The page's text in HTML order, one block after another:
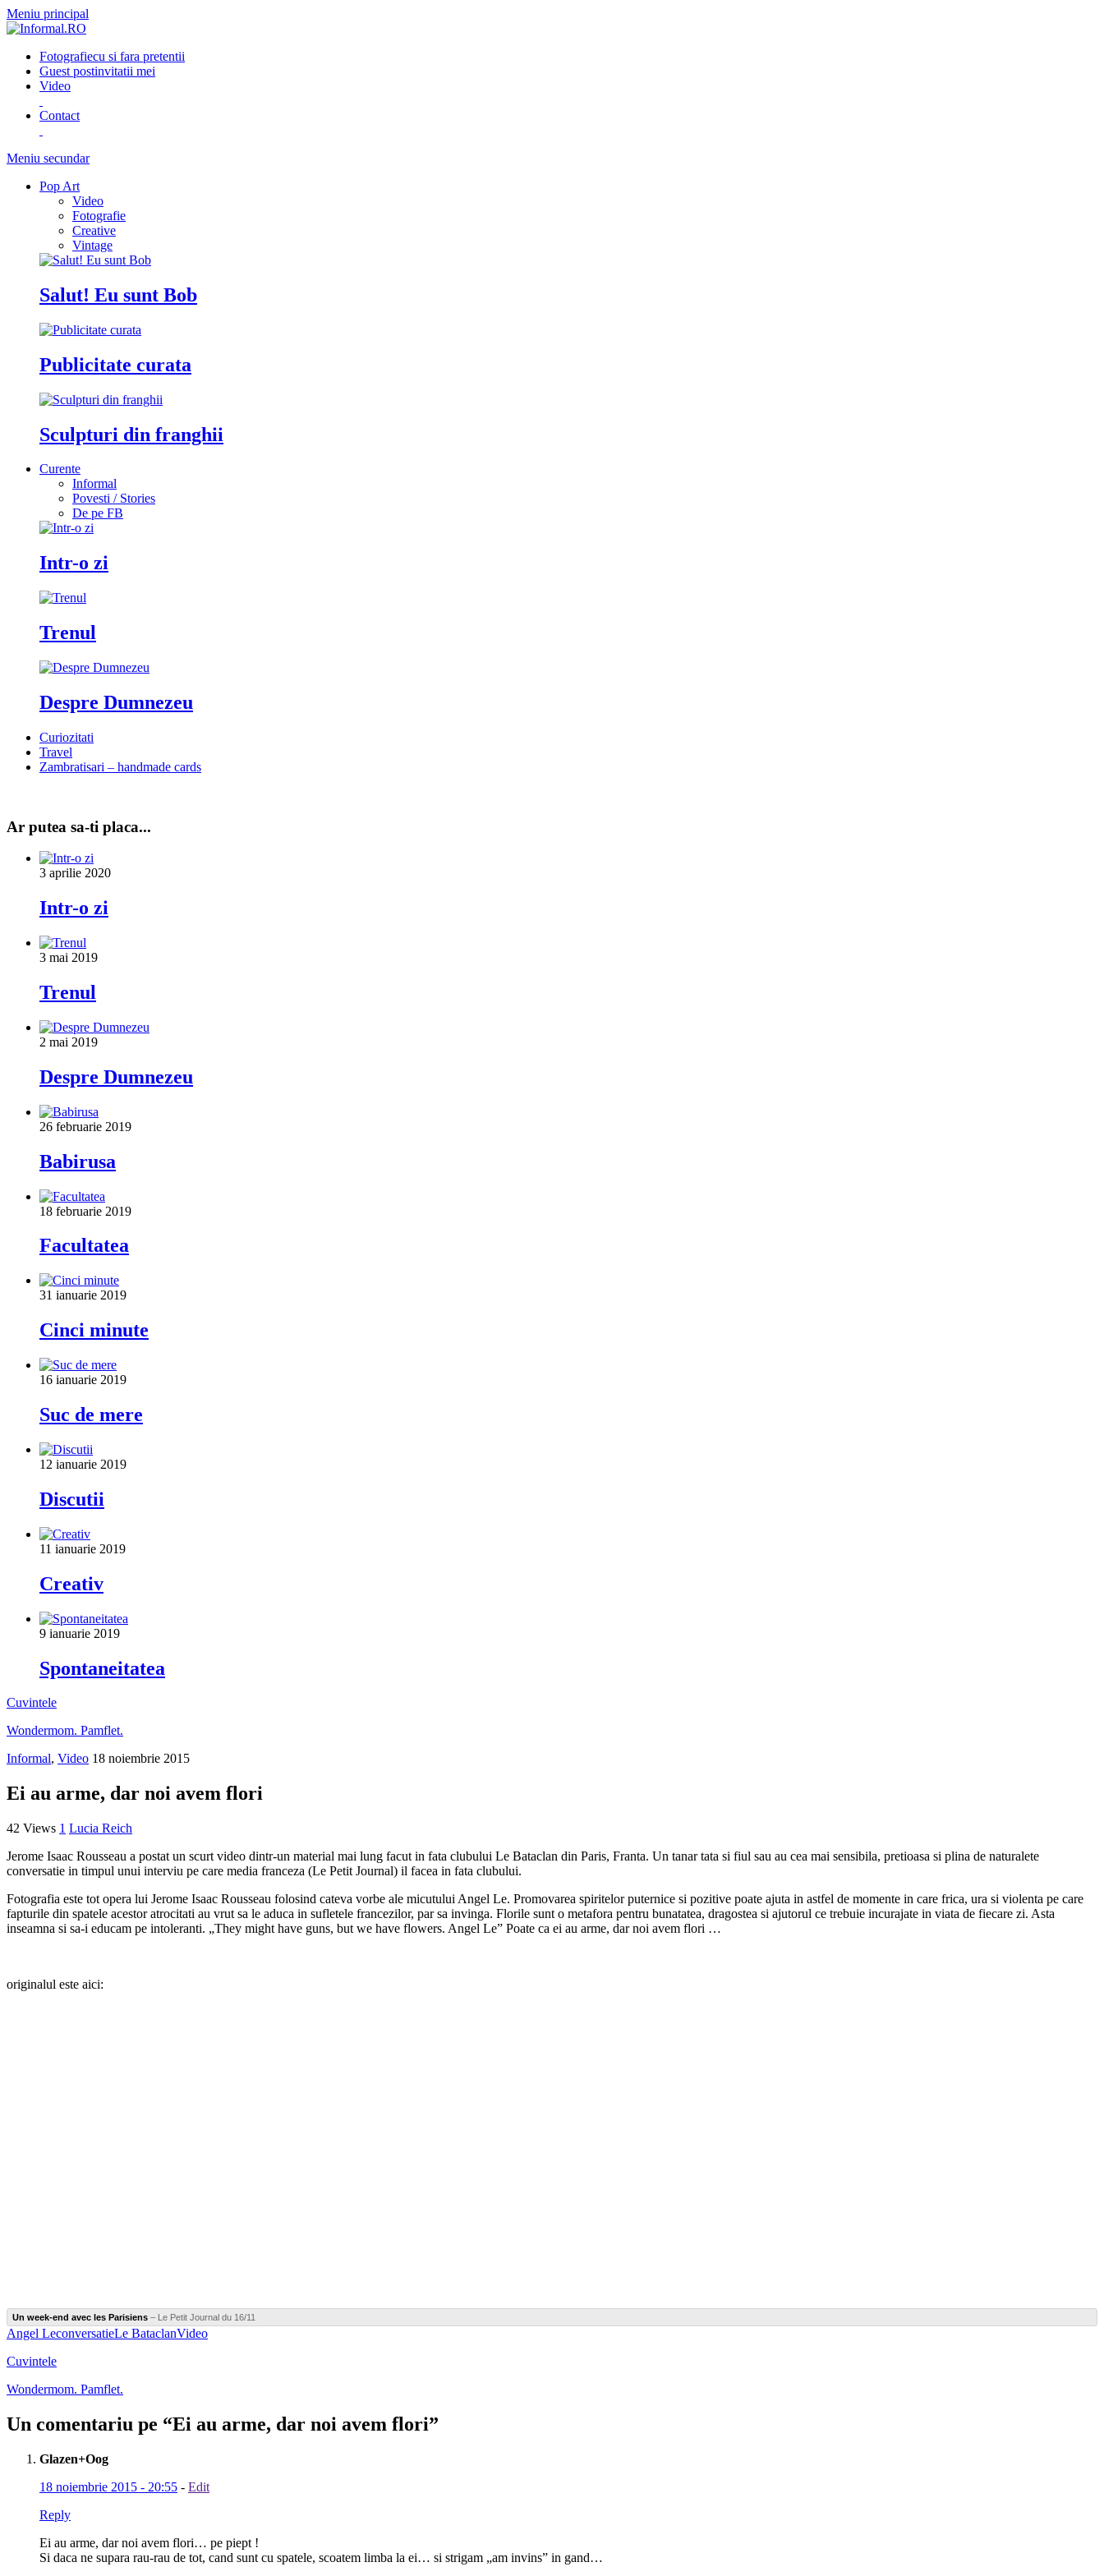
Meniu principal
Fotografiecu si fara pretentii
Guest postinvitatii mei
Video
Contact
Meniu secundar
Pop Art
Video
Fotografie
Creative
Vintage
Salut! Eu sunt Bob
Publicitate curata
Sculpturi din franghii
Curente
Informal
Povesti / Stories
De pe FB
Intr-o zi
Trenul
Despre Dumnezeu
Curiozitati
Travel
Zambratisari – handmade cards
Ar putea sa-ti placa...
3 aprilie 2020
Intr-o zi
3 mai 2019
Trenul
2 mai 2019
Despre Dumnezeu
26 februarie 2019
Babirusa
18 februarie 2019
Facultatea
31 ianuarie 2019
Cinci minute
16 ianuarie 2019
Suc de mere
12 ianuarie 2019
Discutii
11 ianuarie 2019
Creativ
9 ianuarie 2019
Spontaneitatea
Cuvintele
Wondermom. Pamflet.
Informal, Video 18 noiembrie 2015
Ei au arme, dar noi avem flori
42 Views 1 Lucia Reich
Jerome Isaac Rousseau a postat un scurt video dintr-un material mai lung facut in fata clubului Le Bataclan din Paris, Franta. Un tanar tata si fiul sau au cea mai sensibila, pretioasa si plina de naturalete
conversatie in timpul unui interviu pe care media franceza (Le Petit Journal) il facea in fata clubului.
Fotografia este tot opera lui Jerome Isaac Rousseau folosind cateva vorbe ale micutului Angel Le. Promovarea spiritelor puternice si pozitive poate ajuta in astfel de momente in care frica, ura si violenta pe care
fapturile din spatele acestor atrocitati au vrut sa le aduca in sufletele francezilor, par sa invinga. Florile sunt o metafora pentru bunatatea, dragostea si ajutorul ce trebuie incurajate in viata de fiecare zi. Asta
inseamna si sa-i educam pe intoleranti. „They might have guns, but we have flowers. Angel Le” Poate ca ei au arme, dar noi avem flori …
originalul este aici:
Un week-end avec les Parisiens – Le Petit Journal du 16/11
Angel LeconversatieLe BataclanVideo
Cuvintele
Wondermom. Pamflet.
Un comentariu pe “Ei au arme, dar noi avem flori”
Glazen+Oog
18 noiembrie 2015 - 20:55 - Edit
Reply
Ei au arme, dar noi avem flori… pe piept !
Si daca ne supara rau-rau de tot, cand sunt cu spatele, scoatem limba la ei… si strigam „am invins” in gand…